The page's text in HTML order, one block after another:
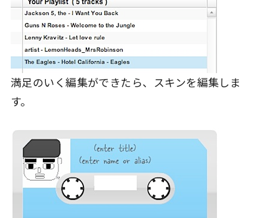
満足のいく編集ができたら、スキンを編集しま
す。